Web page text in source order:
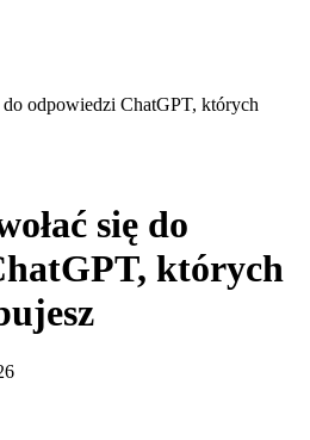
do odpowiedzi ChatGPT, których
się do
których